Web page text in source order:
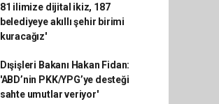
81 ilimize dijital ikiz, 187
belediyeye akıllı şehir birimi
kuracağız'
Dışişleri Bakanı Hakan Fidan:
'ABD’nin PKK/YPG’ye desteği
sahte umutlar veriyor'